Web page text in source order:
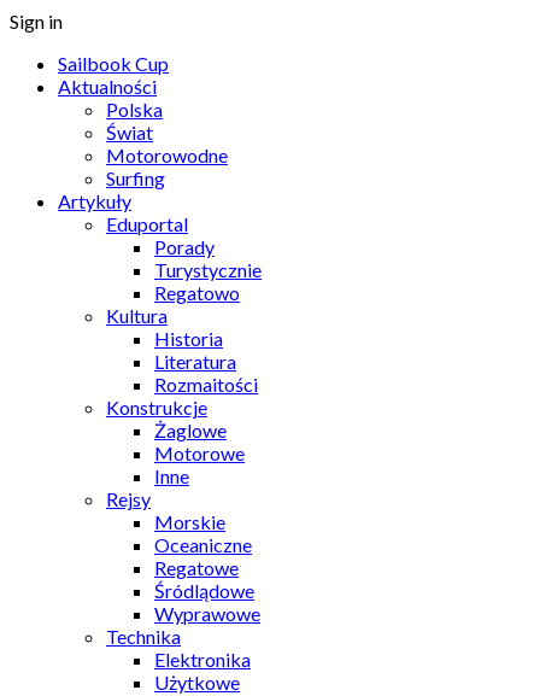
Sign in
Sailbook Cup
Aktualności
Polska
Świat
Motorowodne
Surfing
Artykuły
Eduportal
Porady
Turystycznie
Regatowo
Kultura
Historia
Literatura
Rozmaitości
Konstrukcje
Żaglowe
Motorowe
Inne
Rejsy
Morskie
Oceaniczne
Regatowe
Śródlądowe
Wyprawowe
Technika
Elektronika
Użytkowe